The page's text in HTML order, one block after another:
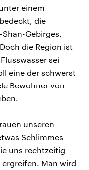
einem
die
Gebirges.
die Region ist
sei
eine der schwerst
Bewohner von
unseren
Schlimmes
uns rechtzeitig
Man wird